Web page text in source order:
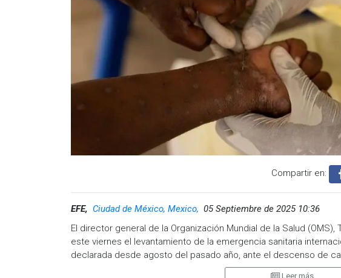
Compartir en:
EFE, Ciudad de México, Mexico, 05 Septiembre de 2025 10:36
El director general de la Organización Mundial de la Salud
este viernes el levantamiento de la emergencia sanitaria
declarada desde agosto del pasado año, ante el descenso de
como la República Democrática del Congo, Burundi, Sierra Leona
Leer más